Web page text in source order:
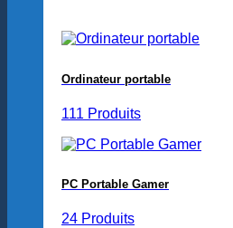
Ordinateur portable
111 Produits
PC Portable Gamer
24 Produits